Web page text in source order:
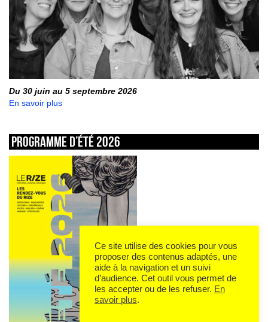
Du 30 juin au 5 septembre 2026
En savoir plus
Programme d’été 2026
Ce site utilise des cookies pour vous
proposer des contenus adaptés, une
aide à la navigation et un suivi
d’audience. Cet outil vous permet de
les accepter ou de les refuser. En
savoir plus.